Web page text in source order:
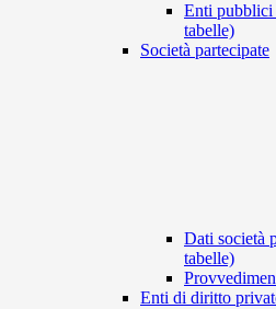
Enti pubblici
tabelle)
Società partecipate
Dati società
tabelle)
Enti di diritto